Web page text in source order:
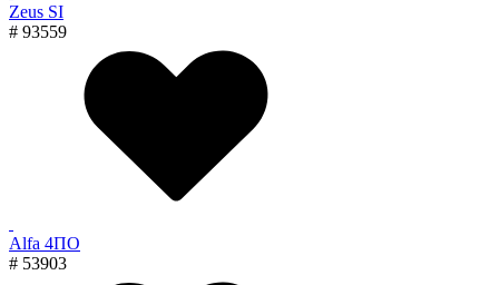
Zeus SI
# 93559
Alfa 4ПО
# 53903